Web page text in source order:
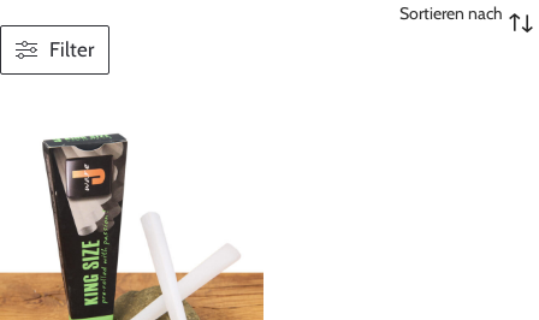
Filter
Sortieren nach